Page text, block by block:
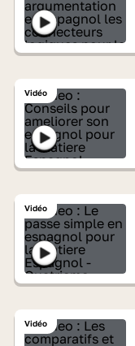
Vidéo
Vidéo
Vidéo